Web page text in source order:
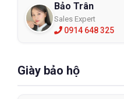
Bảo Trân
Sales Expert
0914 648 325
Giày bảo hộ